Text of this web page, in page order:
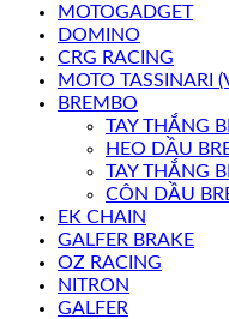
MOTOGADGET
DOMINO
CRG RACING
MOTO TASSINARI
BREMBO
TAY THẮNG
HEO DẦU
TAY THẮNG
CÔN DẦU
EK CHAIN
GALFER BRAKE
OZ RACING
NITRON
GALFER